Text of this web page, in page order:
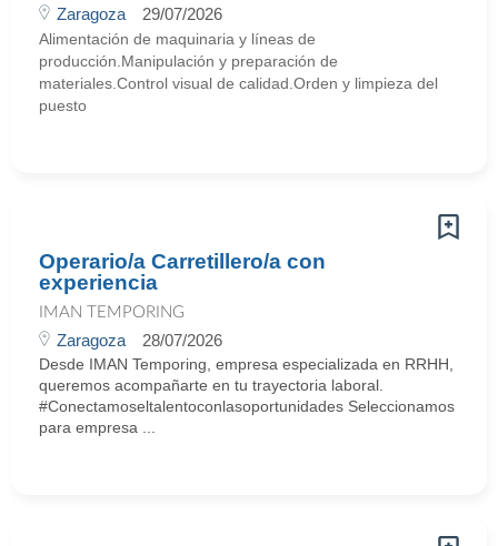
Zaragoza 29/07/2026
Alimentación de maquinaria y líneas de
producción.Manipulación y preparación de
materiales.Control visual de calidad.Orden y limpieza del
puesto
Operario/a Carretillero/a con
experiencia
IMAN TEMPORING
Zaragoza 28/07/2026
Desde IMAN Temporing, empresa especializada en RRHH,
queremos acompañarte en tu trayectoria laboral.
#Conectamoseltalentoconlasoportunidades Seleccionamos
para empresa ...